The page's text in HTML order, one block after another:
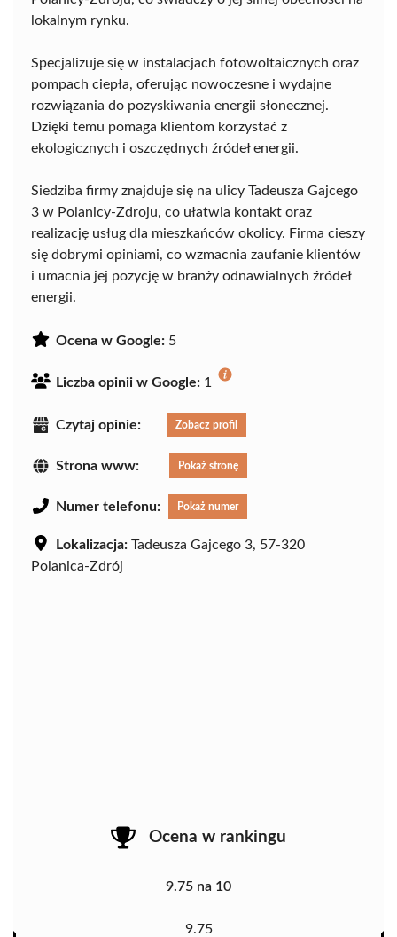
lokalnym rynku.
Specjalizuje się w instalacjach fotowoltaicznych oraz
pompach ciepła, oferując nowoczesne i wydajne
rozwiązania do pozyskiwania energii słonecznej.
Dzięki temu pomaga klientom korzystać z
ekologicznych i oszczędnych źródeł energii.
Siedziba firmy znajduje się na ulicy Tadeusza Gajcego
3 w Polanicy-Zdroju, co ułatwia kontakt oraz
realizację usług dla mieszkańców okolicy. Firma cieszy
się dobrymi opiniami, co wzmacnia zaufanie klientów
i umacnia jej pozycję w branży odnawialnych źródeł
energii.
Ocena w Google: 5
Liczba opinii w Google: 1
Czytaj opinie: Zobacz profil
Strona www: Pokaż stronę
Numer telefonu: Pokaż numer
Lokalizacja: Tadeusza Gajcego 3, 57-320
Polanica-Zdrój
Ocena w rankingu
9.75 na 10
9.75